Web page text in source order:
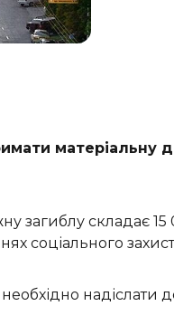
матеріальну
загиблу складає
соціального
надіслати